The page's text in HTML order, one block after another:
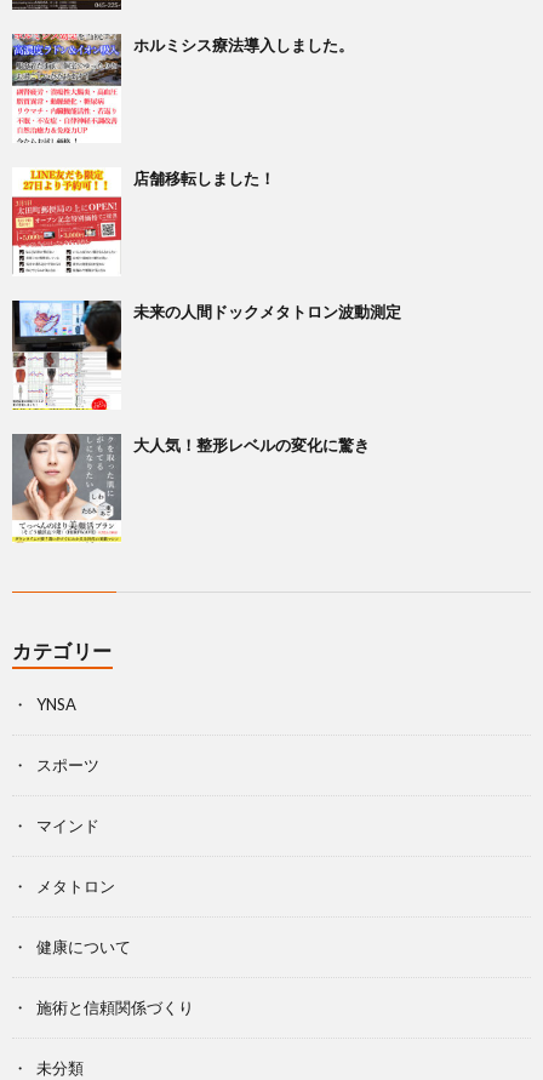
ホルミシス療法導入しました。
店舗移転しました！
未来の人間ドックメタトロン波動測定
大人気！整形レベルの変化に驚き
カテゴリー
YNSA
スポーツ
マインド
メタトロン
健康について
施術と信頼関係づくり
未分類